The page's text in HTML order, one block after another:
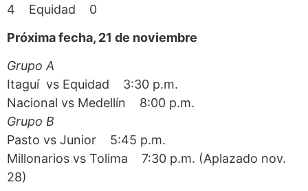
4 Equidad 0
Próxima fecha, 21 de noviembre
Grupo A
Itaguí vs Equidad 3:30 p.m.
Nacional vs Medellín 8:00 p.m.
Grupo B
Pasto vs Junior 5:45 p.m.
Millonarios vs Tolima 7:30 p.m. (Aplazado nov.
28)